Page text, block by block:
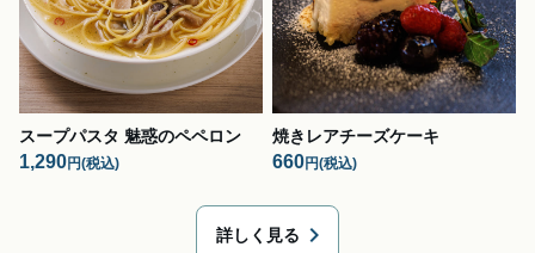
スープパスタ 魅惑のペペロン
1,290円(税込)
焼きレアチーズケーキ
660円(税込)
詳しく見る chevron_right